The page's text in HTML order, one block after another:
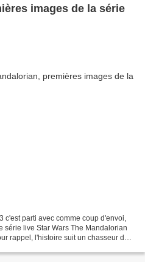
images de la série
c'est parti avec comme coup d'envoi,
série live Star Wars The Mandalorian
rappel, l'histoire suit un chasseur de